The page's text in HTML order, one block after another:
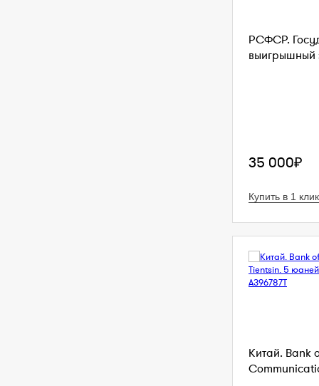
РСФСР.
выигрышный
35 000₽
Купить в 1 клик
Китай. Bank